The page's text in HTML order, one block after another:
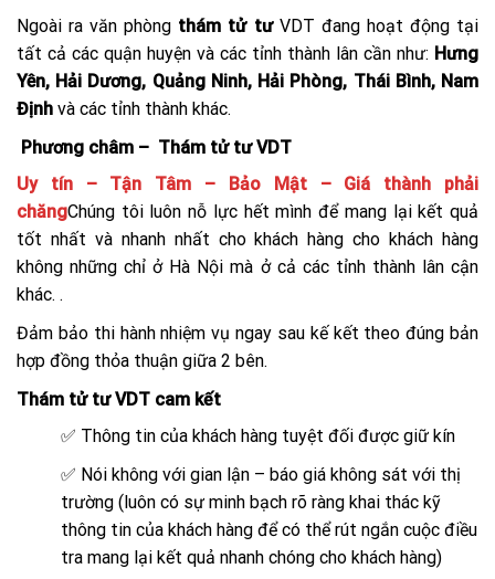
Ngoài ra văn phòng thám tử tưVDT đang hoạt động tại
tất cả các quận huyện và các tỉnh thành lân cần như: Hưng
Yên, Hải Dương, Quảng Ninh, Hải Phòng, Thái Bình, Nam
Định và các tỉnh thành khác.
Phương châm – Thám tử tư VDT
Uy tín – Tận Tâm – Bảo Mật – Giá thành phải
chăngChúng tôi luôn nỗ lực hết mình để mang lại kết quả
tốt nhất và nhanh nhất cho khách hàng cho khách hàng
không những chỉ ở Hà Nội mà ở cả các tỉnh thành lân cận
khác. .
Đảm bảo thi hành nhiệm vụ ngay sau kế kết theo đúng bản
hợp đồng thỏa thuận giữa 2 bên.
Thám tử tư VDT cam kết
✅ Thông tin của khách hàng tuyệt đối được giữ kín
✅ Nói không với gian lận – báo giá không sát với thị
trường (luôn có sự minh bạch rõ ràng khai thác kỹ
thông tin của khách hàng để có thể rút ngắn cuộc điều
tra mang lại kết quả nhanh chóng cho khách hàng)